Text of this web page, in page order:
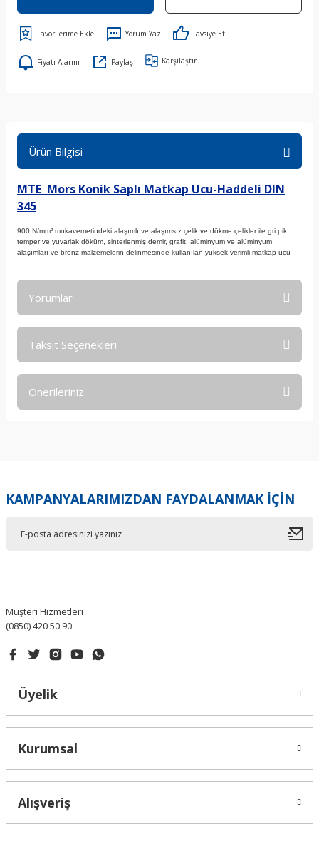
Yorum Yaz Tavsiye Et
Fiyatı Alarmı Paylaş Karşılaştır
Ürün Bilgisi
MTE Mors Konik Saplı Matkap Ucu-Haddeli DIN
345
900 N/mm² mukavemetindeki alaşımlı ve alaşımsız çelik ve dökme çelikler ile gri pik,
temper ve yuvarlak döküm, sinterlenmiş demir, grafit, alüminyum ve alüminyum
alaşımları ve bronz malzemelerin delinmesinde kullanılan yüksek verimli matkap ucu
Yorumlar
Taksit Seçenekleri
Önerileriniz
Ürün resmi kalitesiz, bozuk veya görüntülenemiyor.
KAMPANYALARIMIZDAN FAYDALANMAK İÇİN
Müşteri Hizmetleri
(0850) 420 50 90
Üyelik
Kurumsal
Alışveriş